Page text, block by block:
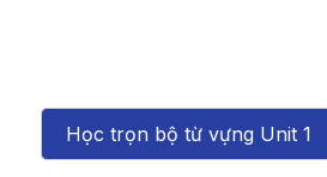
Học trọn bộ từ vựng Unit 1